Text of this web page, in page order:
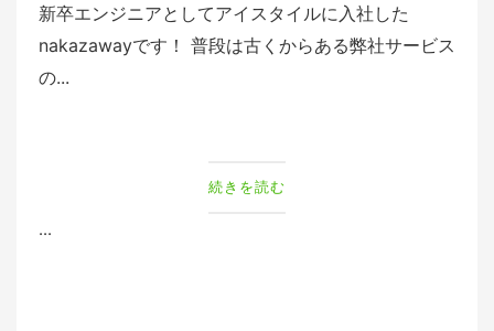
新卒エンジニアとしてアイスタイルに入社した
nakazawayです！ 普段は古くからある弊社サービス
の...
続きを読む
...